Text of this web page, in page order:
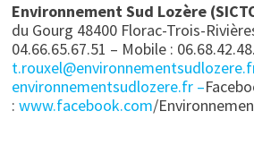
Environnement Sud Lozère
du Gourg 48400 Florac-Trois-
04.66.65.67.51 – Mobile :
environnementsudlozere.fr –
: www.facebook.com/